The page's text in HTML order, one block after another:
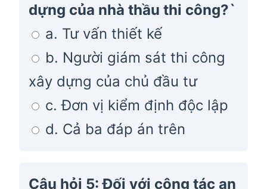
dựng của nhà thầu thi công?`
a. Tư vấn thiết kế
b. Người giám sát thi công
xây dựng của chủ đầu tư
c. Đơn vị kiểm định độc lập
d. Cả ba đáp án trên
Câu hỏi 5: Đối với công tác an